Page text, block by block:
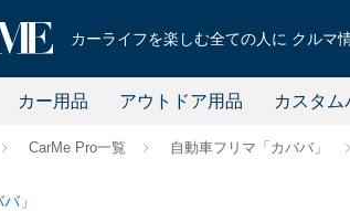
カーライフを楽しむ全ての人に クルマ
カー用品 アウトドア用品 カスタム
CarMe Pro一覧 自動車フリマ「カババ」
」